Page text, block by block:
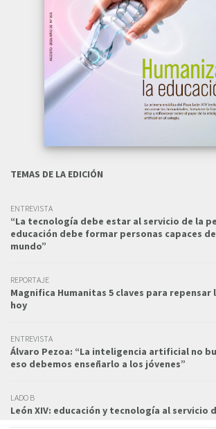
TEMAS DE LA EDICIÓN
ENTREVISTA
“La tecnología debe estar al servicio de la
educación debe formar personas capaces
mundo”
REPORTAJE
Magnifica Humanitas 5 claves para repensar
hoy
ENTREVISTA
Álvaro Pezoa: “La inteligencia artificial no
eso debemos enseñarlo a los jóvenes”
LADO B
León XIV: educación y tecnología al servicio